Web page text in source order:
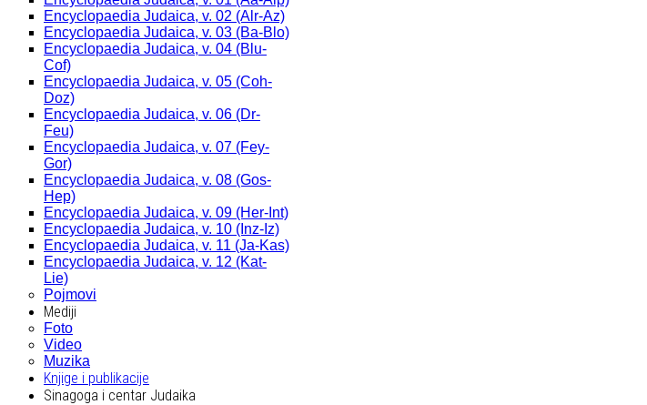
Encyclopaedia Judaica, v. 02 (Alr-Az)
Encyclopaedia Judaica, v. 03 (Ba-Blo)
Encyclopaedia Judaica, v. 04 (Blu-
Cof)
Encyclopaedia Judaica, v. 05 (Coh-
Doz)
Encyclopaedia Judaica, v. 06 (Dr-
Feu)
Encyclopaedia Judaica, v. 07 (Fey-
Gor)
Encyclopaedia Judaica, v. 08 (Gos-
Hep)
Encyclopaedia Judaica, v. 09 (Her-Int)
Encyclopaedia Judaica, v. 10 (Inz-Iz)
Encyclopaedia Judaica, v. 11 (Ja-Kas)
Encyclopaedia Judaica, v. 12 (Kat-
Lie)
Pojmovi
Mediji
Foto
Video
Muzika
Knjige i publikacije
Sinagoga i centar Judaika